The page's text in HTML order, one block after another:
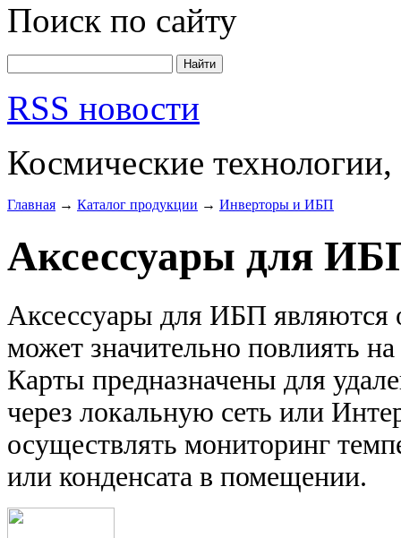
Поиск по сайту
RSS новости
Космические технологии,
Главная → Каталог продукции → Инверторы и ИБП
Аксессуары для
Аксессуары для ИБП являются
может значительно повлиять
Карты предназначены для
через локальную сеть или
осуществлять мониторинг
или конденсата в помещении.